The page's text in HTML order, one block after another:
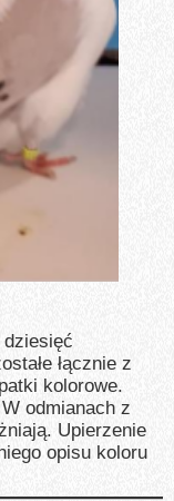
dziesięć
łącznie z
kolorowe.
odmianach z
Upierzenie
opisu koloru